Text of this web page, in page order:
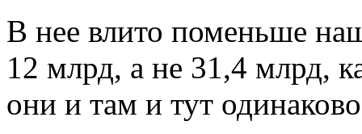
В нее влито поменьше
12 млрд, а не 31,4 млрд,
они и там и тут